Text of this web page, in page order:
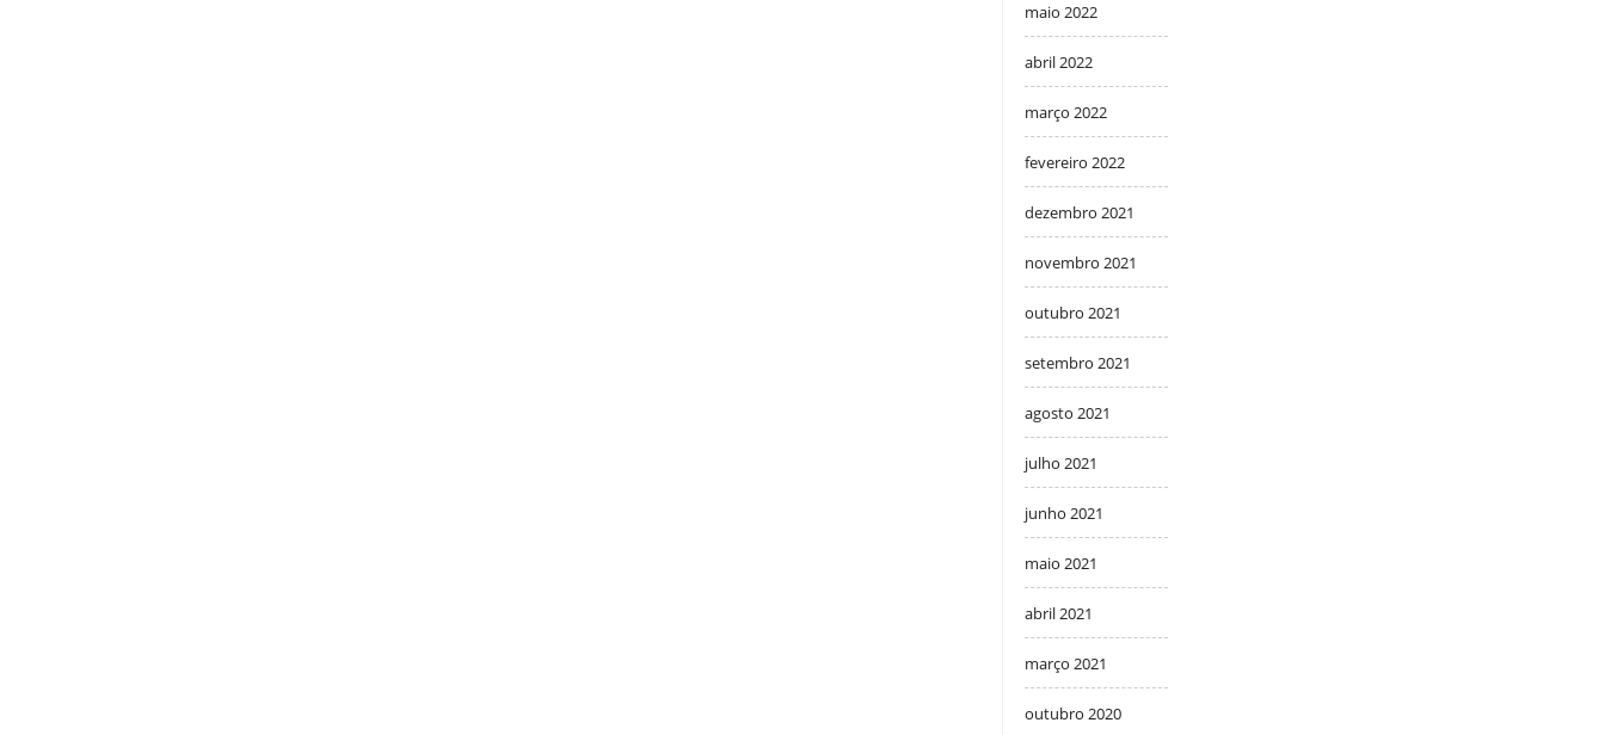
maio 2022
abril 2022
março 2022
fevereiro 2022
dezembro 2021
novembro 2021
outubro 2021
setembro 2021
agosto 2021
julho 2021
junho 2021
maio 2021
abril 2021
março 2021
outubro 2020